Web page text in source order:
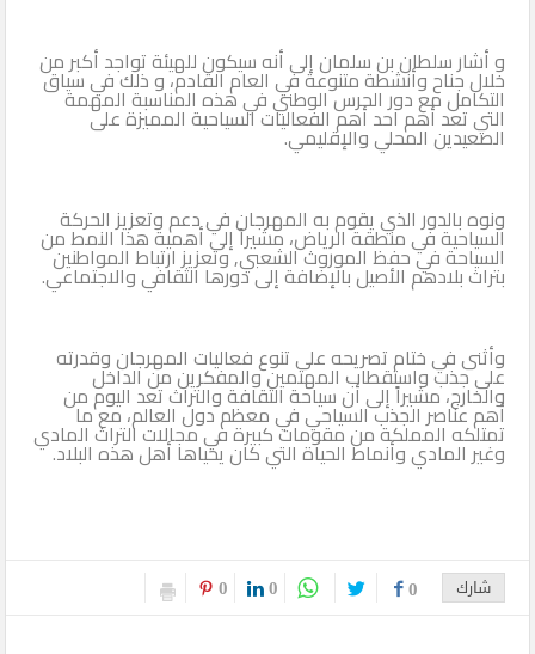
و أشار سلطان بن سلمان إلى أنه سيكون للهيئة تواجد أكبر من
خلال جناح وأنشطة متنوعة في العام القادم، و ذلك في سياق
التكامل مع دور الحرس الوطني في هذه المناسبة المهمة
التي تعد أهم احد أهم الفعاليات السياحية المميزة على
الصعيدين المحلي والإقليمي.
ونوه بالدور الذي يقوم به المهرجان في دعم وتعزيز الحركة
السياحية في منطقة الرياض، مشيراً إلى أهمية هذا النمط من
السياحة في حفظ الموروث الشعبي, وتعزيز ارتباط المواطنين
بتراث بلادهم الأصيل بالإضافة إلى دورها الثقافي والاجتماعي.
وأثنى في ختام تصريحه على تنوع فعاليات المهرجان وقدرته
على جذب واستقطاب المهتمين والمفكرين من الداخل
والخارج، مشيراً إلى أن سياحة الثقافة والتراث تعد اليوم من
أهم عناصر الجذب السياحي في معظم دول العالم، مع ما
تمتلكه المملكة من مقومات كبيرة في مجالات التراث المادي
وغير المادي وأنماط الحياة التي كان يحياها أهل هذه البلاد.
شارك 0
0
0